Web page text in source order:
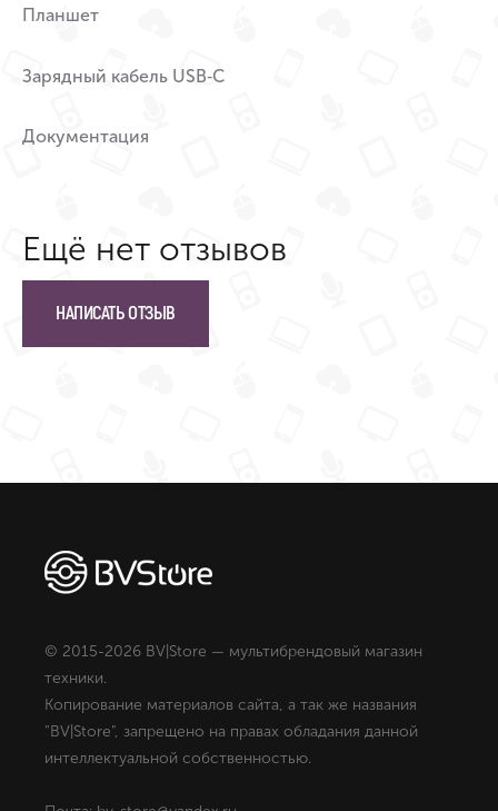
Планшет
Зарядный кабель USB‑C
Документация
Ещё нет отзывов
НАПИСАТЬ ОТЗЫВ
© 2015-2026 BV|Store — мультибрендовый магазин
техники.
Копирование материалов сайта, а так же названия
"BV|Store", запрещено на правах обладания данной
интеллектуальной собственностью.